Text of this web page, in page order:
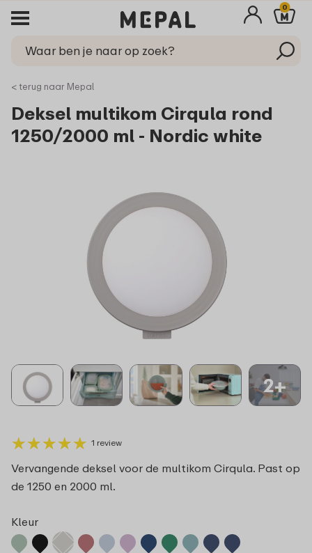
0
< terug naar Mepal
Deksel multikom Cirqula rond
1250/2000 ml - Nordic white
2+
★★★★★
★★★★★ 1 review
Vervangende deksel voor de multikom Cirqula. Past op
de 1250 en 2000 ml.
Kleur